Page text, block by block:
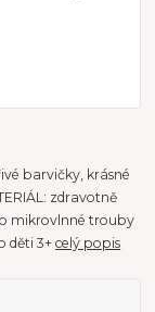
barvičky, krásné
zdravotně
mikrovlnné trouby
děti 3+celý popis